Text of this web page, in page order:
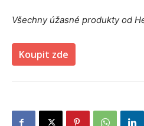
Všechny úžasné produkty od
Koupit zde